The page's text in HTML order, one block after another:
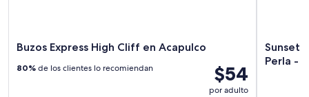
Buzos Express High Cliff en Acapulco
$54
por adulto
80% de los clientes lo recomiendan
Sunset
Perla -